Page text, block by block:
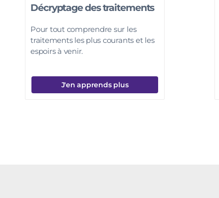
Décryptage des traitements
Pour tout comprendre sur les
traitements les plus courants et les
espoirs à venir.
J'en apprends plus